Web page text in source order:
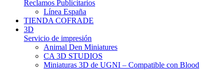
Reclamos Publicitarios
Línea España
TIENDA COFRADE
3D
Servicio de impresión
Animal Den Miniatures
CA 3D STUDIOS
Miniaturas 3D de UGNI – Compatible con Blood